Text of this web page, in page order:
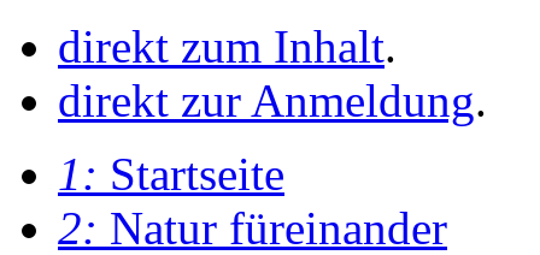
direkt zum Inhalt.
direkt zur Anmeldung.
1: Startseite
2: Natur füreinander